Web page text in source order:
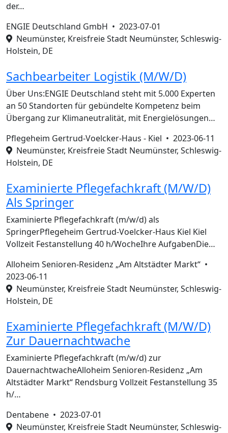
der…
ENGIE Deutschland GmbH • 2023-07-01
Neumünster, Kreisfreie Stadt Neumünster, Schleswig-
Holstein, DE
Sachbearbeiter Logistik (M/W/D)
Über Uns:ENGIE Deutschland steht mit 5.000 Experten
an 50 Standorten für gebündelte Kompetenz beim
Übergang zur Klimaneutralität, mit Energielösungen…
Pflegeheim Gertrud-Voelcker-Haus - Kiel • 2023-06-11
Neumünster, Kreisfreie Stadt Neumünster, Schleswig-
Holstein, DE
Examinierte Pflegefachkraft (M/W/D)
Als Springer
Examinierte Pflegefachkraft (m/w/d) als
SpringerPflegeheim Gertrud-Voelcker-Haus Kiel Kiel
Vollzeit Festanstellung 40 h/WocheIhre AufgabenDie…
Alloheim Senioren-Residenz „Am Altstädter Markt“ •
2023-06-11
Neumünster, Kreisfreie Stadt Neumünster, Schleswig-
Holstein, DE
Examinierte Pflegefachkraft (M/W/D)
Zur Dauernachtwache
Examinierte Pflegefachkraft (m/w/d) zur
DauernachtwacheAlloheim Senioren-Residenz „Am
Altstädter Markt“ Rendsburg Vollzeit Festanstellung 35
h/…
Dentabene • 2023-07-01
Neumünster, Kreisfreie Stadt Neumünster, Schleswig-